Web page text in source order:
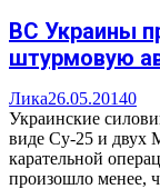
ВС Украины
штурмовую
Лика26.05.20140
Украинские
виде Су-25 и двух
карательной
произошло менее,